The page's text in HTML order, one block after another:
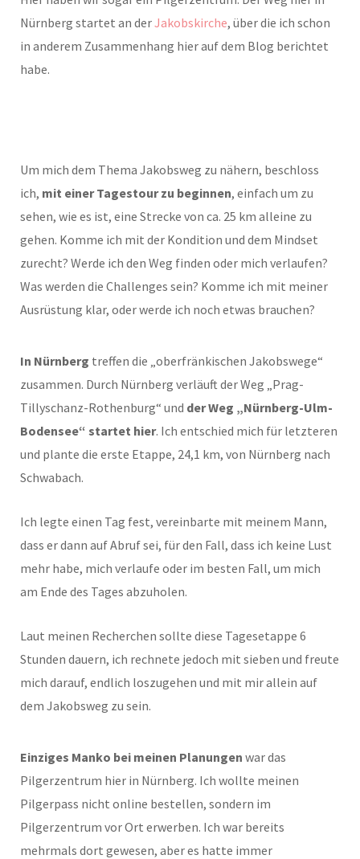
Nürnberg startet an derJakobskirche, über die ich schon
in anderem Zusammenhang hier auf dem Blog berichtet
habe.
Um mich dem Thema Jakobsweg zu nähern, beschloss
ich, mit einer Tagestour zu beginnen, einfach um zu
sehen, wie es ist, eine Strecke von ca. 25 km alleine zu
gehen. Komme ich mit der Kondition und dem Mindset
zurecht? Werde ich den Weg finden oder mich verlaufen?
Was werden die Challenges sein? Komme ich mit meiner
Ausrüstung klar, oder werde ich noch etwas brauchen?
In Nürnberg treffen die „oberfränkischen Jakobswege“
zusammen. Durch Nürnberg verläuft der Weg „Prag-
Tillyschanz-Rothenburg“ und der Weg „Nürnberg-Ulm-
Bodensee“ startet hier. Ich entschied mich für letzteren
und plante die erste Etappe, 24,1 km, von Nürnberg nach
Schwabach.
Ich legte einen Tag fest, vereinbarte mit meinem Mann,
dass er dann auf Abruf sei, für den Fall, dass ich keine Lust
mehr habe, mich verlaufe oder im besten Fall, um mich
am Ende des Tages abzuholen.
Laut meinen Recherchen sollte diese Tagesetappe 6
Stunden dauern, ich rechnete jedoch mit sieben und freute
mich darauf, endlich loszugehen und mit mir allein auf
dem Jakobsweg zu sein.
Einziges Manko bei meinen Planungen war das
Pilgerzentrum hier in Nürnberg. Ich wollte meinen
Pilgerpass nicht online bestellen, sondern im
Pilgerzentrum vor Ort erwerben. Ich war bereits
mehrmals dort gewesen, aber es hatte immer